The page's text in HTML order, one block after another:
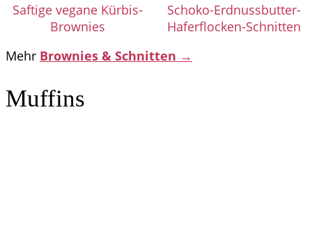
Saftige vegane Kürbis-
Brownies
Schoko-Erdnussbutter-
Haferflocken-Schnitten
Mehr Brownies & Schnitten →
Muffins